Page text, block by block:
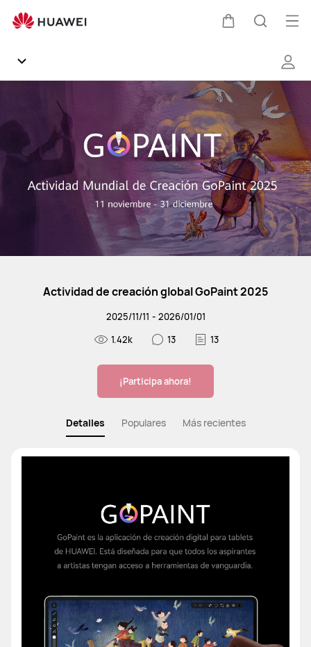
2025
Comunidad
Galería
General
HUAWEI Mobile Services
Actividad de creación global GoPaint 2025
2025/11/11 - 2026/01/01
1.42k
13 13
¡Participa ahora!
Detalles Populares Más recientes